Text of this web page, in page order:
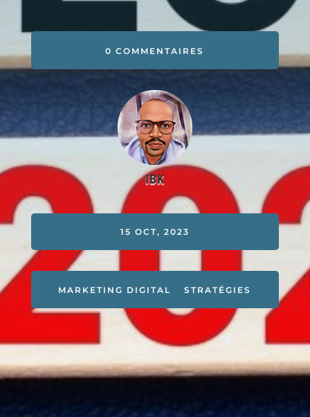
0 COMMENTAIRES
IBK
15 OCT, 2023
MARKETING DIGITAL |STRATÉGIES